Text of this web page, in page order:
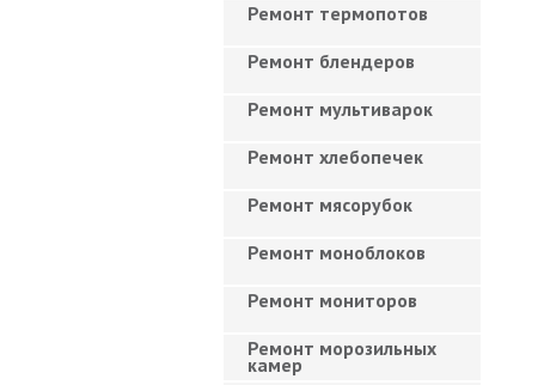
Ремонт термопотов
Ремонт блендеров
Ремонт мультиварок
Ремонт хлебопечек
Ремонт мясорубок
Ремонт моноблоков
Ремонт мониторов
Ремонт морозильных
камер